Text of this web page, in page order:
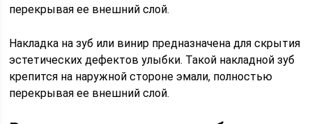
перекрывая ее внешний слой.
Накладка на зуб или винир предназначена для скрытия
эстетических дефектов улыбки. Такой накладной зуб
крепится на наружной стороне эмали, полностью
перекрывая ее внешний слой.